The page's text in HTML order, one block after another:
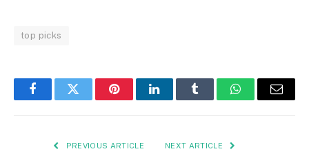
top picks
FacebookTwitter PinterestLinkedInTumblr WhatsAppEmail
PREVIOUS ARTICLE NEXT ARTICLE